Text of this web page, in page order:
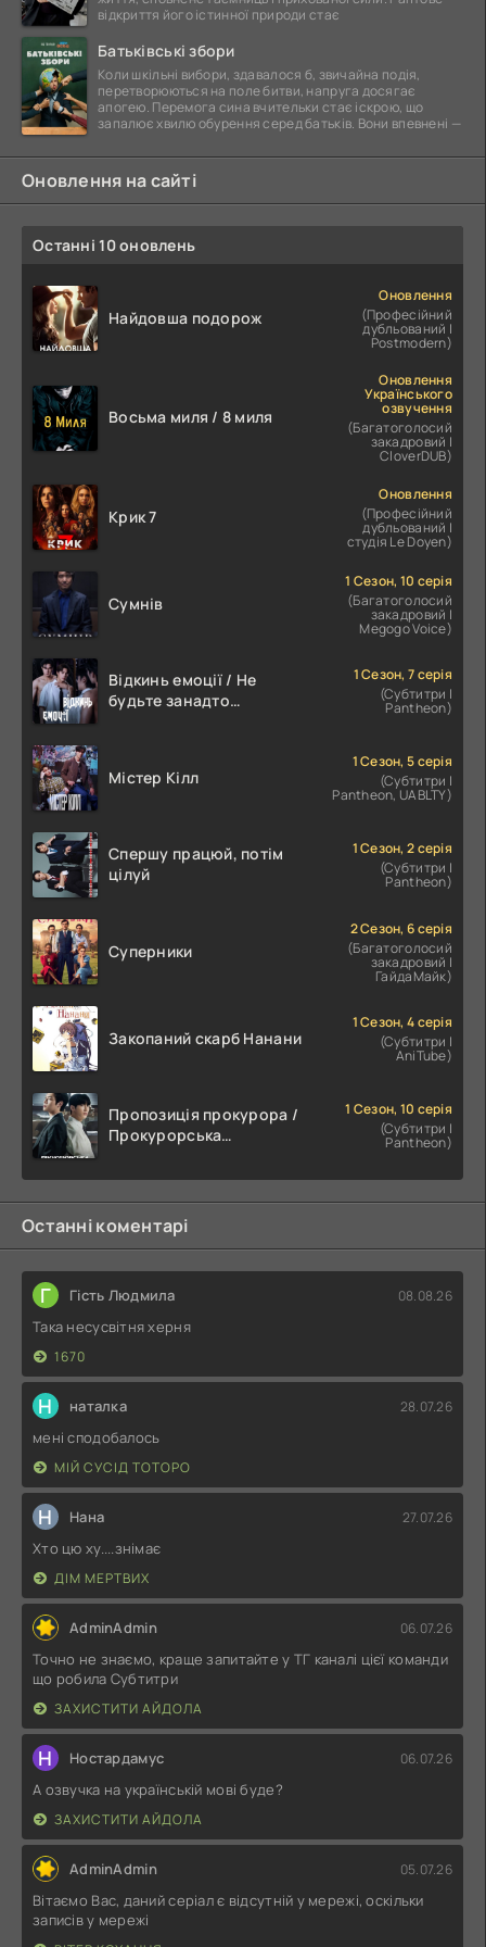
відкриття його істинної природи стає
Батьківські збори
Коли шкільні вибори, здавалося б, звичайна подія,
перетворюються на поле битви, напруга досягає
апогею. Перемога сина вчительки стає іскрою, що
запалює хвилю обурення серед батьків. Вони впевнені —
Оновлення на сайті
Останні 10 оновлень
Найдовша подорож
Оновлення
(Професійний
дубльований |
Postmodern)
Восьма миля / 8 миля
Оновлення
Українського
озвучення
(Багатоголосий
закадровий |
CloverDUB)
Крик 7
Оновлення
(Професійний
дубльований |
студія Le Doyen)
Сумнів
1 Сезон, 10 серія
(Багатоголосий
закадровий |
Megogo Voice)
Відкинь емоції / Не
будьте занадто
1 Сезон, 7 серія
(Субтитри |
Pantheon)
Містер Кілл
1 Сезон, 5 серія
(Субтитри |
Pantheon, UABLTY)
Спершу працюй, потім
цілуй
1 Сезон, 2 серія
(Субтитри |
Pantheon)
Суперники
2 Сезон, 6 серія
(Багатоголосий
закадровий |
ГайдаМайк)
Закопаний скарб Нанани
1 Сезон, 4 серія
(Субтитри |
AniTube)
Пропозиція прокурора /
Прокурорська
1 Сезон, 10 серія
(Субтитри |
Pantheon)
Останні коментарі
Г Гість Людмила 08.08.26
Така несусвітня херня
1670
Н наталка 28.07.26
мені сподобалось
МІЙ СУСІД ТОТОРО
Н Нана 27.07.26
Хто цю ху....знімає
ДІМ МЕРТВИХ
AdminAdmin 06.07.26
Точно не знаємо, краще запитайте у ТГ каналі цієї команди
що робила Субтитри
ЗАХИСТИТИ АЙДОЛА
Н Ностардамус 06.07.26
А озвучка на українській мові буде?
ЗАХИСТИТИ АЙДОЛА
AdminAdmin 05.07.26
Вітаємо Вас, даний серіал є відсутній у мережі, оскільки
записів у мережі